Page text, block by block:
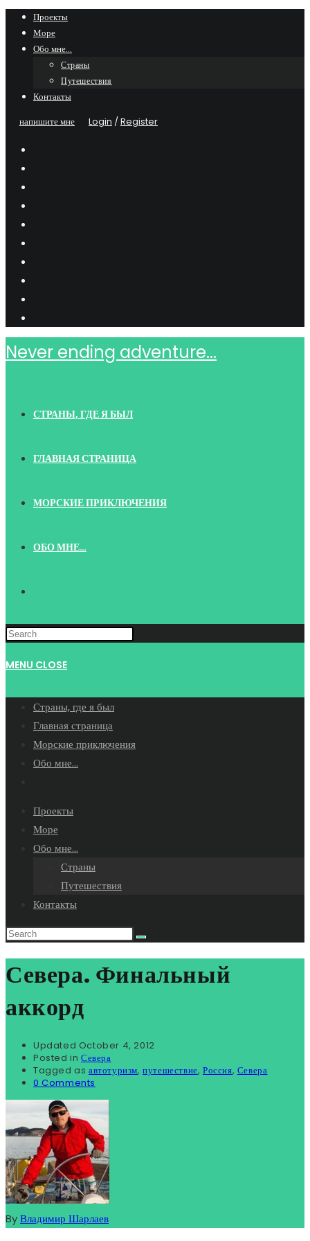
Skip
content
Проекты
Море
Обо мне…
Страны
Путешествия
Контакты
напишите мне
Login /Register
Never ending adventure...
СТРАНЫ, ГДЕ Я БЫЛ
ГЛАВНАЯ СТРАНИЦА
МОРСКИЕ ПРИКЛЮЧЕНИЯ
ОБО МНЕ…
WEBSITE
MENU CLOSE
Страны, где я был
Главная страница
Морские приключения
Обо мне…
search
Проекты
Море
Обо мне…
Страны
Путешествия
Контакты
Севера. Финальный
аккорд
Updated October 4, 2012
Posted in Севера
Tagged as автотуризм,путешествие,Россия, Севера
0 Comments
ByВладимир Шарлаев